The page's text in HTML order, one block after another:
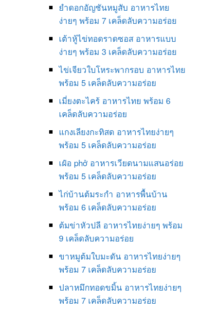
ยำดอกอัญชันหมูสับ อาหารไทย
ง่ายๆ พร้อม 7 เคล็ดลับความอร่อย
เต้าหู้ไข่ทอดราดซอส อาหารแบบ
ง่ายๆ พร้อม 3 เคล็ดลับความอร่อย
ไข่เจียวใบโหระพากรอบ อาหารไทย
พร้อม 5 เคล็ดลับความอร่อย
เมี่ยงตะไคร้ อาหารไทย พร้อม 6
เคล็ดลับความอร่อย
แกงเลียงกะทิสด อาหารไทยง่ายๆ
พร้อม 5 เคล็ดลับความอร่อย
เฝ๋อ phở อาหารเวียดนามแสนอร่อย
พร้อม 5 เคล็ดลับความอร่อย
ไก่บ้านต้มระกำ อาหารพื้นบ้าน
พร้อม 6 เคล็ดลับความอร่อย
ต้มข่าหัวปลี อาหารไทยง่ายๆ พร้อม
9 เคล็ดลับความอร่อย
ขาหมูต้มใบมะดัน อาหารไทยง่ายๆ
พร้อม 7 เคล็ดลับความอร่อย
ปลาหมึกทอดขมิ้น อาหารไทยง่ายๆ
พร้อม 7 เคล็ดลับความอร่อย